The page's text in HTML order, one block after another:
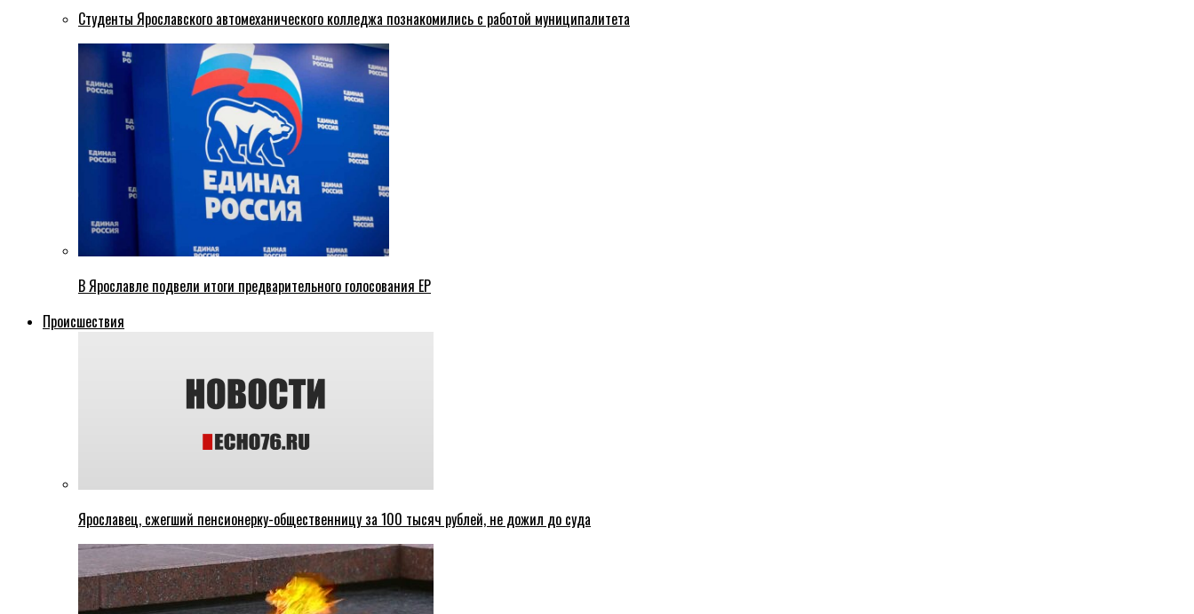
Студенты Ярославского автомеханического колледжа познакомились с работой муниципалитета
В Ярославле подвели итоги предварительного голосования ЕР
Происшествия
Ярославец, сжегший пенсионерку-общественницу за 100 тысяч рублей, не дожил до суда